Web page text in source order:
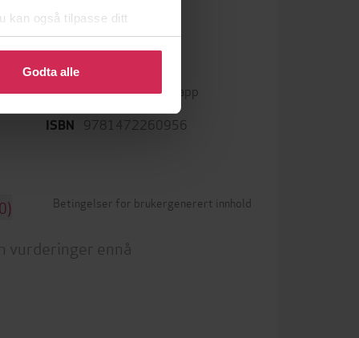
kan også tilpasse ditt
eller endre ditt samtykke.
Godta alle
mp3
DRM-beskyttelse Kun app
ISBN 9781472260956
Betingelser for brukergenerert innhold
vurderinger ennå